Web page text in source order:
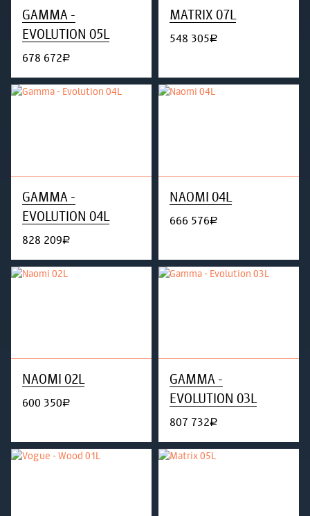
GAMMA -
EVOLUTION 05L
678 672руб.
MATRIX 07L
548 305руб.
GAMMA -
EVOLUTION 04L
828 209руб.
NAOMI 04L
666 576руб.
NAOMI 02L
600 350руб.
GAMMA -
EVOLUTION 03L
807 732руб.